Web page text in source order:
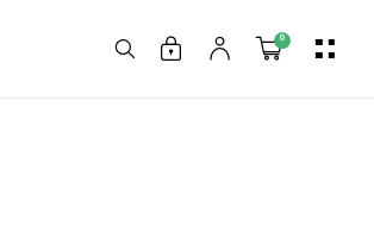
0